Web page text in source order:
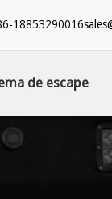
18853290016
de escape